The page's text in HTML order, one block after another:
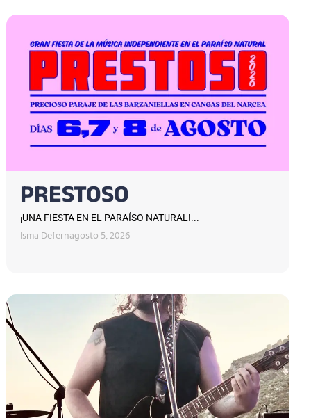
PRESTOSO
¡UNA FIESTA EN EL PARAÍSO NATURAL!...
Isma Defernagosto 5, 2026